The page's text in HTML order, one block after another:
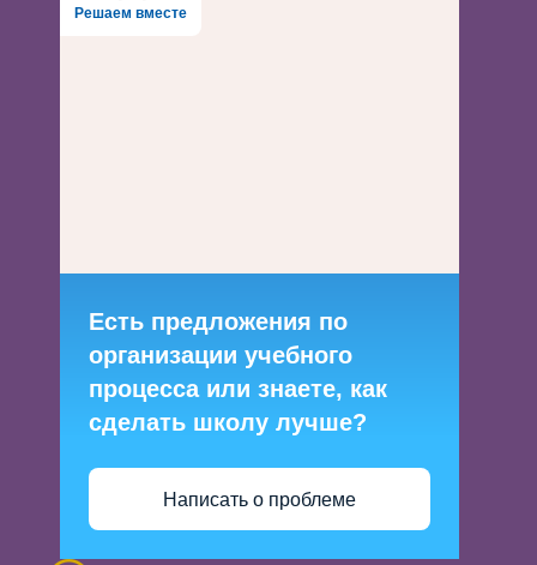
Решаем вместе
Есть предложения по
организации учебного
процесса или знаете, как
сделать школу лучше?
Написать о проблеме